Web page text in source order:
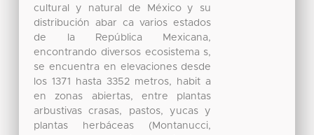
cultural y natural de México y su
distribución abar ca varios estados
de la República Mexicana,
encontrando diversos ecosistema s,
se encuentra en elevaciones desde
los 1371 hasta 3352 metros, habit a
en zonas abiertas, entre plantas
arbustivas crasas, pastos, yucas y
plantas herbáceas (Montanucci,